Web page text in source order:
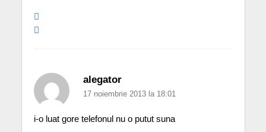
alegator
17 noiembrie 2013 la 18:01
i-o luat gore telefonul nu o putut suna